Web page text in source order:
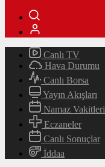
Canlı TV
Hava Durumu
Canlı Borsa
Yayın Akışları
Namaz Vakitleri
Eczaneler
Canlı Sonuçlar
İddaa